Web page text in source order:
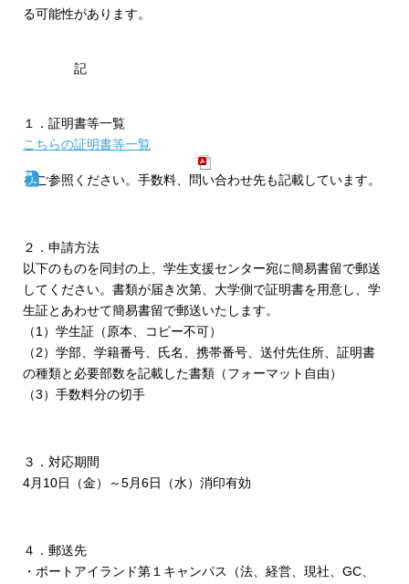
る可能性があります。
記
１．証明書等一覧
こちらの証明書等一覧
をご参照ください。手数料、問い合わせ先も記載しています。
２．申請方法
以下のものを同封の上、学生支援センター宛に簡易書留で郵送
してください。書類が届き次第、大学側で証明書を用意し、学
生証とあわせて簡易書留で郵送いたします。
（1）学生証（原本、コピー不可）
（2）学部、学籍番号、氏名、携帯番号、送付先住所、証明書
の種類と必要部数を記載した書類（フォーマット自由）
（3）手数料分の切手
３．対応期間
4月10日（金）～5月6日（水）消印有効
４．郵送先
・ポートアイランド第１キャンパス（法、経営、現社、GC、